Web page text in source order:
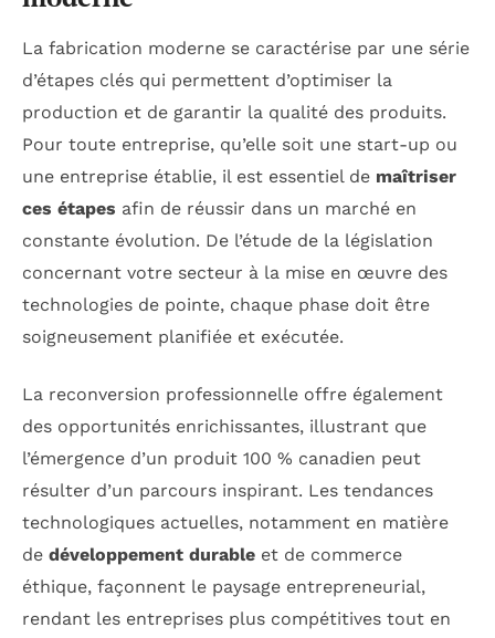
La fabrication moderne se caractérise par une série
d’étapes clés qui permettent d’optimiser la
production et de garantir la qualité des produits.
Pour toute entreprise, qu’elle soit une start-up ou
une entreprise établie, il est essentiel de maîtriser
ces étapes afin de réussir dans un marché en
constante évolution. De l’étude de la législation
concernant votre secteur à la mise en œuvre des
technologies de pointe, chaque phase doit être
soigneusement planifiée et exécutée.
La reconversion professionnelle offre également
des opportunités enrichissantes, illustrant que
l’émergence d’un produit 100 % canadien peut
résulter d’un parcours inspirant. Les tendances
technologiques actuelles, notamment en matière
de développement durable et de commerce
éthique, façonnent le paysage entrepreneurial,
rendant les entreprises plus compétitives tout en